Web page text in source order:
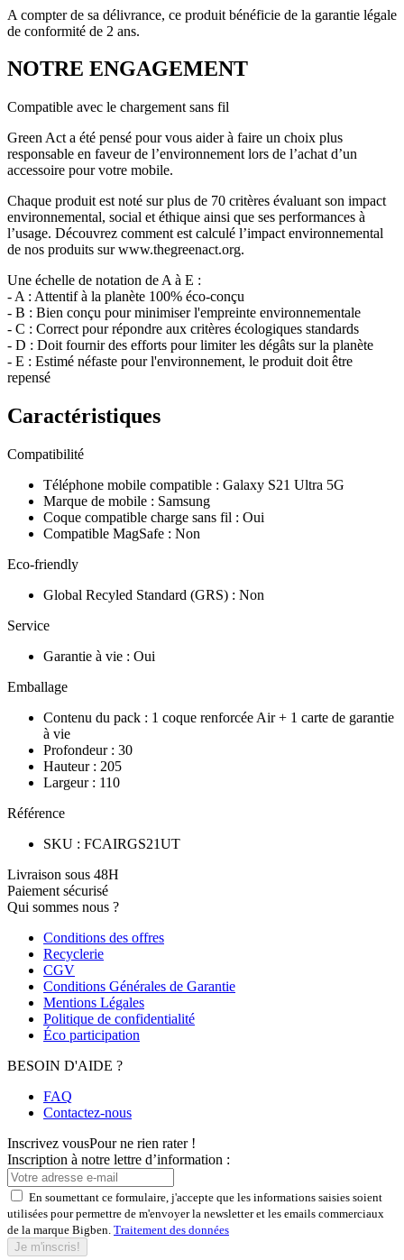
A compter de sa délivrance, ce produit bénéficie de la garantie légale
de conformité de 2 ans.
NOTRE ENGAGEMENT
Compatible avec le chargement sans fil
Green Act a été pensé pour vous aider à faire un choix plus
responsable en faveur de l’environnement lors de l’achat d’un
accessoire pour votre mobile.
Chaque produit est noté sur plus de 70 critères évaluant son impact
environnemental, social et éthique ainsi que ses performances à
l’usage. Découvrez comment est calculé l’impact environnemental
de nos produits sur www.thegreenact.org.
Une échelle de notation de A à E :
- A : Attentif à la planète 100% éco-conçu
- B : Bien conçu pour minimiser l'empreinte environnementale
- C : Correct pour répondre aux critères écologiques standards
- D : Doit fournir des efforts pour limiter les dégâts sur la planète
- E : Estimé néfaste pour l'environnement, le produit doit être
repensé
Caractéristiques
Compatibilité
Téléphone mobile compatible : Galaxy S21 Ultra 5G
Marque de mobile : Samsung
Coque compatible charge sans fil : Oui
Compatible MagSafe : Non
Eco-friendly
Global Recyled Standard (GRS) : Non
Service
Garantie à vie : Oui
Emballage
Contenu du pack : 1 coque renforcée Air + 1 carte de garantie
à vie
Profondeur : 30
Hauteur : 205
Largeur : 110
Référence
SKU : FCAIRGS21UT
Livraison sous 48H
Paiement sécurisé
Qui sommes nous ?
Conditions des offres
Recyclerie
CGV
Conditions Générales de Garantie
Mentions Légales
Politique de confidentialité
Éco participation
BESOIN D'AIDE ?
FAQ
Contactez-nous
Inscrivez vousPour ne rien rater !
Inscription à notre lettre d’information :
En soumettant ce formulaire, j'accepte que les informations saisies soient
utilisées pour permettre de m'envoyer la newsletter et les emails commerciaux
de la marque Bigben. Traitement des données
Je m'inscris!